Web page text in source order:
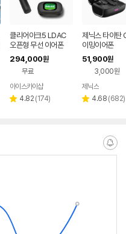
클리어아크5 LDAC
오픈형 무선 이어폰
294,000원
무료
페이
아이스카이샵
별 4.82 리
(174)
제닉스 타이탄
이밍이어폰
51,900원
3,000원
페이
제닉스
별 4.68 리
(682)
알